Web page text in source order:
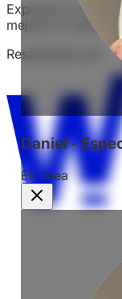
Expertos en
mejorar tu calidad
Respaldado por
Daniel -
En línea